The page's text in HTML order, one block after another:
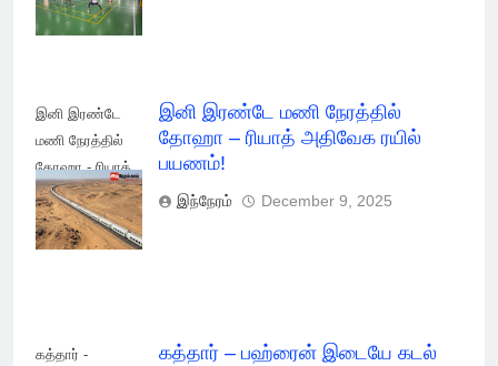
இனி இரண்டே
மணி நேரத்தில்
தோஹா - ரியாத்
அதிவேக மின்சார
ரயில் பயணம்!
இனி இரண்டே மணி நேரத்தில்
தோஹா – ரியாத் அதிவேக ரயில்
பயணம்!
இந்நேரம் December 9, 2025
கத்தார் -
கத்தார் – பஹ்ரைன் இடையே கடல்